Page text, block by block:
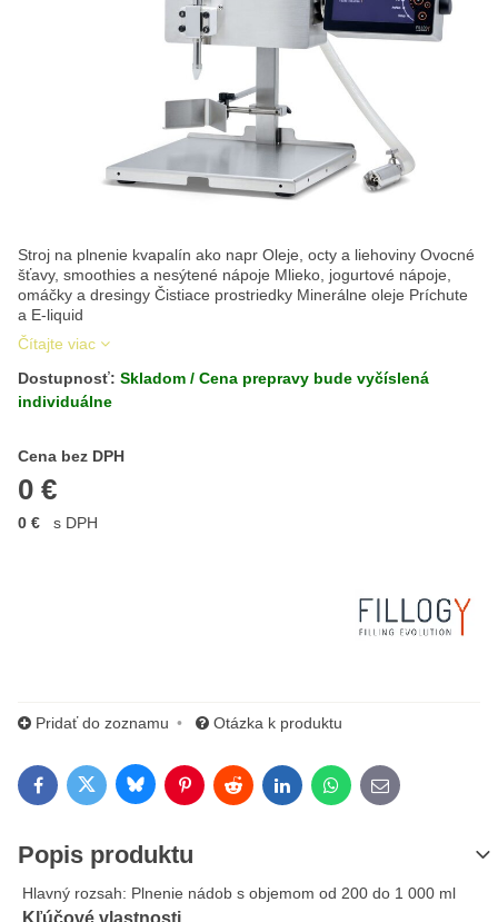
Stroj na plnenie kvapalín ako napr Oleje, octy a liehoviny Ovocné
šťavy, smoothies a nesýtené nápoje Mlieko, jogurtové nápoje,
omáčky a dresingy Čistiace prostriedky Minerálne oleje Príchute
a E-liquid
Čítajte viac
Dostupnosť: Skladom / Cena prepravy bude vyčíslená
individuálne
Cena bez DPH
0 €
Cena s DPH
0 € s DPH
Pridať do zoznamu Otázka k produktu
FacebookTwitterBlueskyPinterestRedditLinkedInWhatsApp
E-mail
Popis produktu
Hlavný rozsah: Plnenie nádob s objemom od 200 do 1 000 ml
Kľúčové vlastnosti